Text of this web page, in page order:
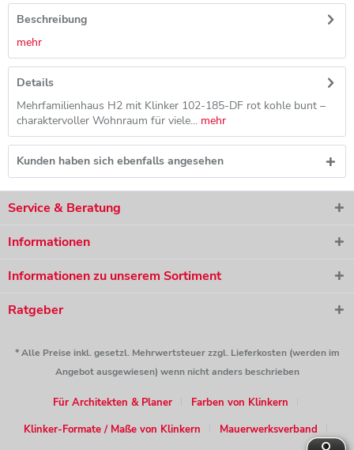
Beschreibung
mehr
Details
Mehrfamilienhaus H2 mit Klinker 102-185-DF rot kohle bunt –
charaktervoller Wohnraum für viele... mehr
Kunden haben sich ebenfalls angesehen
Service & Beratung
Informationen
Informationen zu unserem Sortiment
Ratgeber
* Alle Preise inkl. gesetzl. Mehrwertsteuer zzgl. Lieferkosten (werden im
Angebot ausgewiesen) wenn nicht anders beschrieben
Für Architekten & Planer
Farben von Klinkern
Klinker-Formate / Maße von Klinkern
Mauerwerksverband